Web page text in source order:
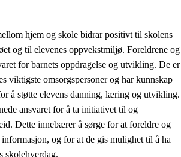
skolens praksis
læringsmiljø
hjem og skole bidrar positivt til skolens
og til elevenes oppvekstmiljø. Foreldrene og
for barnets oppdragelse og utvikling. De er
viktigste omsorgspersoner og har kunnskap
å støtte elevens danning, læring og utvikling.
ansvaret for å ta initiativet til og
Dette innebærer å sørge for at foreldre og
og for at de gis mulighet til å ha
skolehverdag.